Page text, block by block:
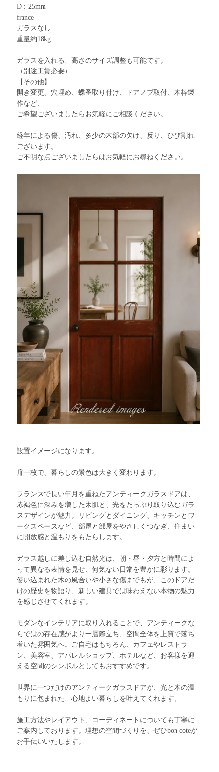
D：25mm
france
ガラスなし
重量約18kg
ガラスを入れる、高さのサイズ調整も可能です。
（別途工賃必要）
【その他】
開き変更、穴埋め、蝶番取り付け、ドアノブ取付、木枠製
作など、
ご希望ございましたらお気軽にご相談ください。
経年による傷、汚れ、多少の木部の欠け、反り、ひび割れ
ございます。
ご不明な点ございましたらはお気軽にお尋ねください。
設置イメージになります。
扉一枚で、暮らしの景色は大きく変わります。
フランスで長い年月を重ねたアンティークガラスドアは、
赤褐色に深みを増した木肌と、光をたっぷり取り込むガラ
スデザインが魅力。リビングとダイニング、キッチンとワ
ークスペースなど、部屋と部屋をやさしくつなぎ、住まい
に開放感と温もりをもたらします。
ガラス越しに差し込む自然光は、朝・昼・夕方と時間によ
って異なる表情を見せ、何気ない日常を豊かに彩ります。
使い込まれた木の風合いや小さな傷までもが、このドアだ
けの歴史を物語り、新しい建具では味わえない本物の魅力
を感じさせてくれます。
モダンなインテリアに取り入れることで、アンティークな
らではの存在感がより一層際立ち、空間全体を上質で落ち
着いた雰囲気へ。ご自宅はもちろん、カフェやレストラ
ン、美容室、アパレルショップ、ホテルなど、お客様を迎
える空間のシンボルとしてもおすすめです。
世界に一つだけのアンティークガラスドアが、光と木の温
もりに包まれた、心地よい暮らしを叶えてくれます。
施工方法やレイアウト、コーディネートについても丁寧に
ご案内しております。理想の空間づくりを、ぜひbon coteが
お手伝いいたします。